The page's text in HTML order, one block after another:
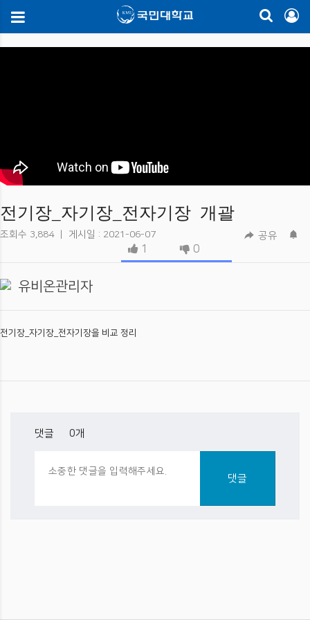
전기장_자기장_전자기장 개괄
조회수 3,884 게시일 : 2021-06-07 공유
1 0
유비온관리자
전기장_자기장_전자기장을 비교 정리
댓글 • 0개
댓글